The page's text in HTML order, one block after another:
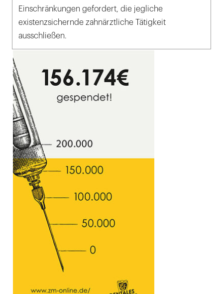
Einschränkungen gefordert, die jegliche
existenzsichernde zahnärztliche Tätigkeit
ausschließen.